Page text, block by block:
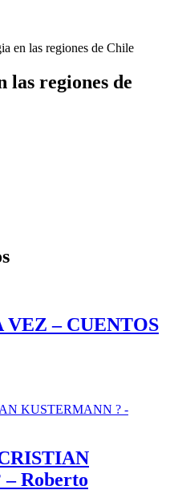
en las regiones de Chile
las regiones de
VEZ – CUENTOS
Roberto